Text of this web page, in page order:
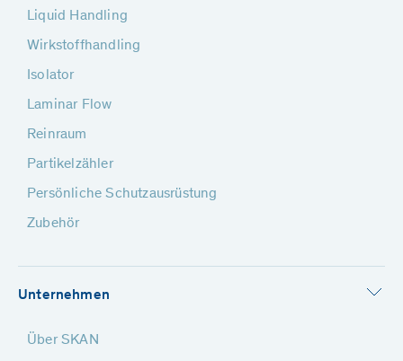
Liquid Handling
Wirkstoffhandling
Isolator
Laminar Flow
Reinraum
Partikelzähler
Persönliche Schutzausrüstung
Zubehör
Unternehmen
Über SKAN